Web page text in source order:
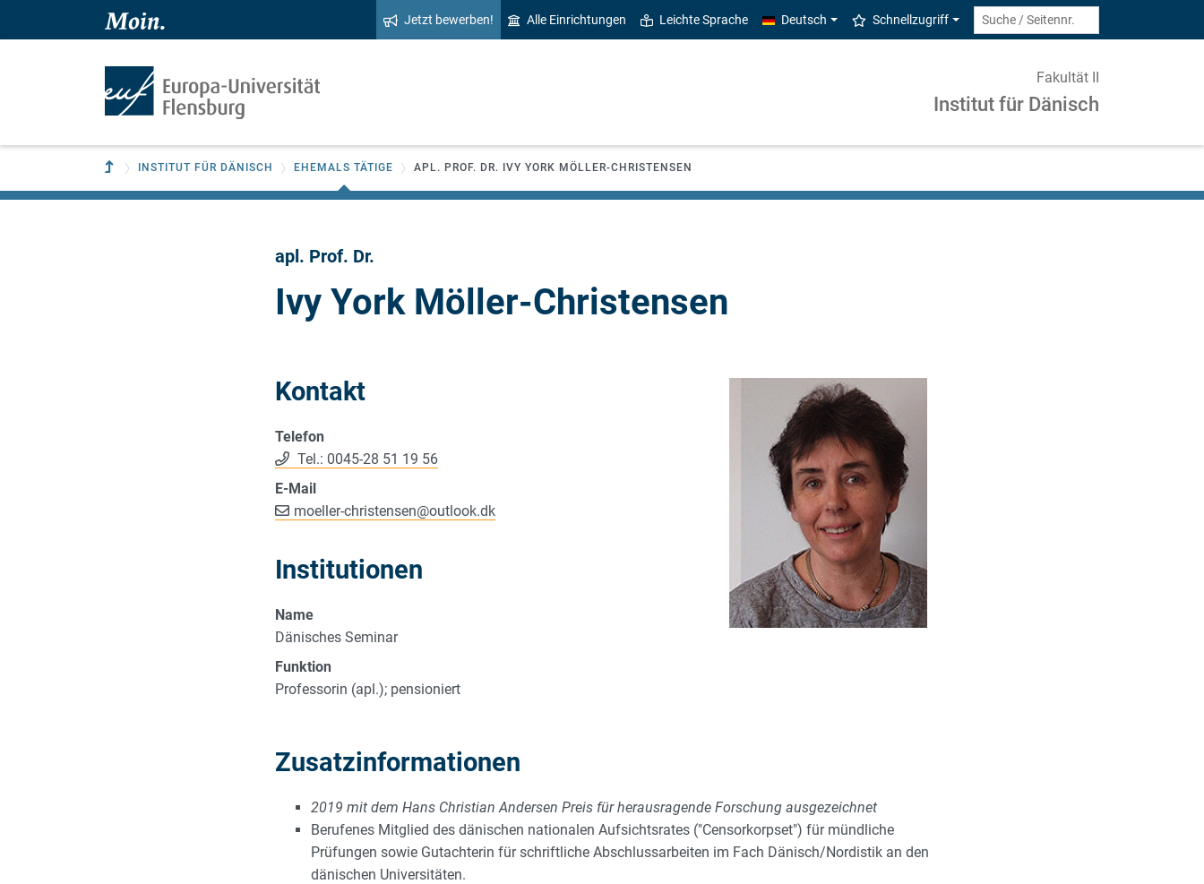
Zum Hauptinhalt springen
Zur Navigation springen
Jetzt bewerben! Alle Einrichtungen Leichte Sprache Deutsch Schnellzugriff
Fakultät II
Institut für Dänisch
Zur übergeordneten Einrichtung
INSTITUT FÜR DÄNISCH EHEMALS TÄTIGE APL. PROF. DR. IVY YORK MÖLLER-CHRISTENSEN
apl. Prof. Dr.
Ivy York Möller-Christensen
Kontakt
Telefon
Tel.: 0045-28 51 19 56
E-Mail
moeller-christensen@outlook.dk
Institutionen
Name
Dänisches Seminar
Funktion
Professorin (apl.); pensioniert
Zusatzinformationen
2019 mit dem Hans Christian Andersen Preis für herausragende Forschung ausgezeichnet
Berufenes Mitglied des dänischen nationalen Aufsichtsrates ("Censorkorpset") für mündliche
Prüfungen sowie Gutachterin für schriftliche Abschlussarbeiten im Fach Dänisch/Nordistik an den
dänischen Universitäten.